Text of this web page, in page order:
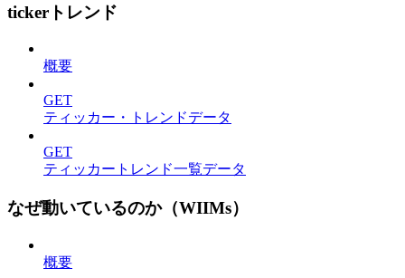
tickerトレンド
概要
GET
ティッカー・トレンドデータ
GET
ティッカートレンド一覧データ
なぜ動いているのか（WIIMs）
概要